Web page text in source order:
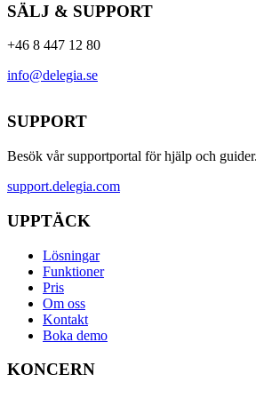
SÄLJ & SUPPORT
+46 8 447 12 80
info@delegia.se
SUPPORT
Besök vår supportportal för hjälp och guider.
support.delegia.com
UPPTÄCK
Lösningar
Funktioner
Pris
Om oss
Kontakt
Boka demo
KONCERN